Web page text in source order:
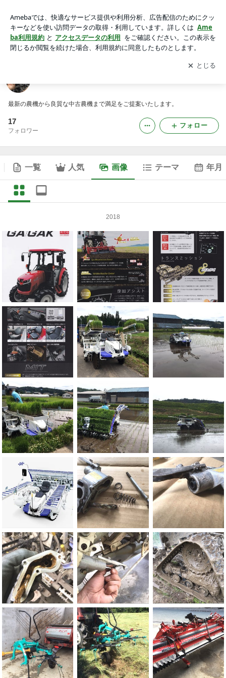
アプリをダウンロードして ブログの更新通知
を受け取りまし
ょう。
開く
最新の農機から良質な中古農機まで満足をご提案いたします。
17
フォロワー
フォロー
一覧 人気 画像 テーマ 年月
2018